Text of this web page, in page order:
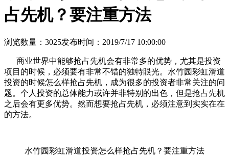
占先机？要注重方法
浏览数量：3025发布时间：2019/7/17 10:00:00
商业世界中能够抢占先机会有非常多的优势，尤其是投资
项目的时候，必须要有非常不错的独特眼光。水竹园彩虹滑道
投资的时候怎么样抢占先机，成为很多的投资者非常关注的问
题。个人投资的总体能力或许并非特别的出色，但是抢占先机
之后会有更多优势。然而想要抢占先机，必须注意到实实在在
的方法。
水竹园彩虹滑道投资怎么样抢占先机？要注重方法